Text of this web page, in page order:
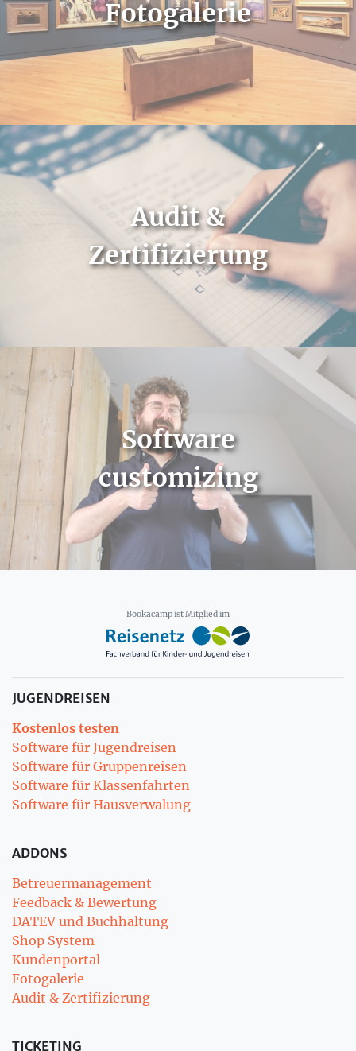
Fotogalerie
Audit &
Zertifizierung
Software
customizing
Bookacamp ist Mitglied im
JUGENDREISEN
Kostenlos testen
Software für Jugendreisen
Software für Gruppenreisen
Software für Klassenfahrten
Software für Hausverwalung
ADDONS
Betreuermanagement
Feedback & Bewertung
DATEV und Buchhaltung
Shop System
Kundenportal
Fotogalerie
Audit & Zertifizierung
TICKETING